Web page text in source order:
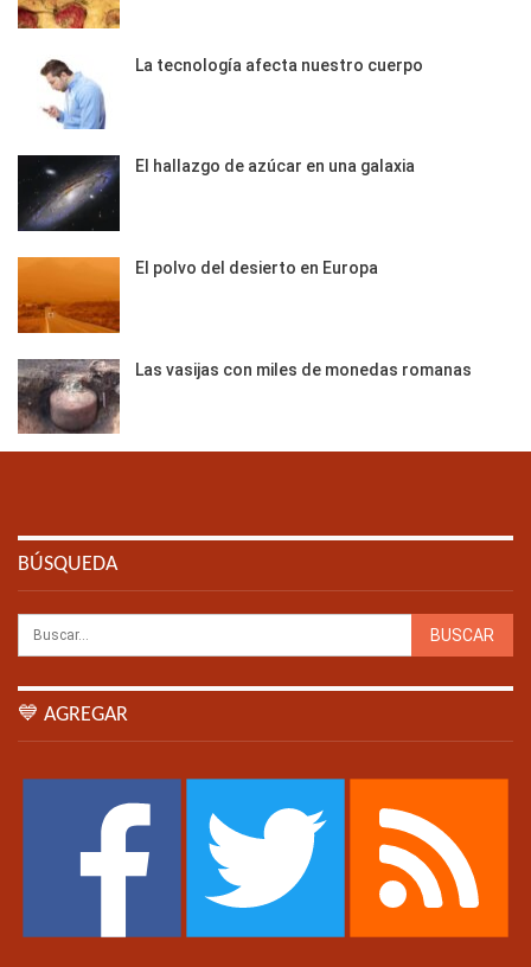
La tecnología afecta nuestro cuerpo
El hallazgo de azúcar en una galaxia
El polvo del desierto en Europa
Las vasijas con miles de monedas romanas
BÚSQUEDA
💙 AGREGAR